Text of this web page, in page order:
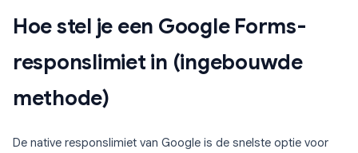
Hoe stel je een Google Forms-
responslimiet in (ingebouwde
methode)
De native responslimiet van Google is de snelste optie voor